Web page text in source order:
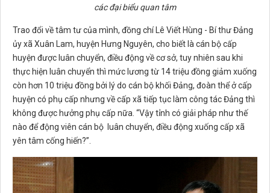
các đại biểu quan tâm
Trao đổi về tâm tư của mình, đồng chí
Lê Viết Hùng - Bí thư Đảng
ủy xã Xuân Lam, huyện Hưng Nguyên, cho biết là cán bộ cấp
huyện được luân chuyển, điều động về cơ sở, tuy nhiên sau khi
thực hiện luân chuyển thì mức lương từ 14 triệu đồng giảm xuống
còn hơn 10 triệu đồng bởi lý do cán bộ khối Đảng, đoàn thể ở cấp
huyện có phụ cấp nhưng về cấp xã tiếp tục làm công tác Đảng thì
không được hưởng phụ cấp nữa. “Vậy tỉnh có giải pháp như thế
nào để động viên cán bộ luân chuyển, điều động xuống cấp xã
yên tâm cống hiến?”.